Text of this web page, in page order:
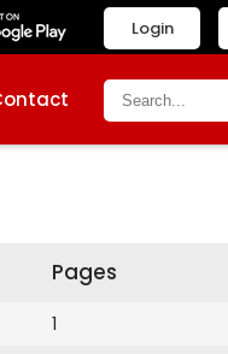
Login
Pages
1